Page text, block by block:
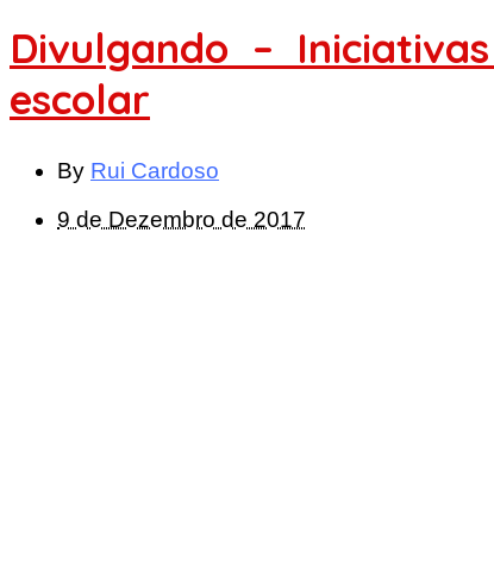
Divulgando –
escolar
By Rui Cardoso
9 de Dezembro de 2017